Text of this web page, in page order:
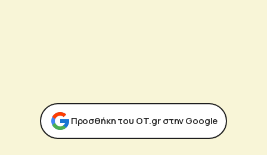
Προσθήκη του ΟΤ.gr στην Google